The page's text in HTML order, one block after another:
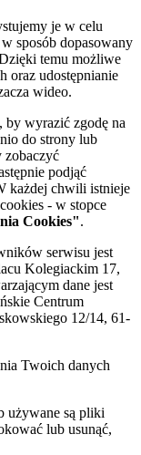
je w celu
sposób dopasowany
temu możliwe
oraz udostępnianie
wideo.
, by wyrazić zgodę na
do strony lub
zobaczyć
podjąć
każdej chwili istnieje
- w stopce
Cookies".
serwisu jest
Kolegiackim 17,
dane jest
Centrum
12/14, 61-
Twoich danych
używane są pliki
lub usunąć,